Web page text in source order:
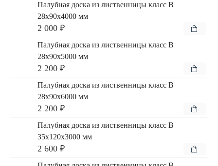
Палубная доска из лиственницы класс В
28x90x4000 мм
2 000 ₽
Палубная доска из лиственницы класс В
28x90x5000 мм
2 200 ₽
Палубная доска из лиственницы класс В
28x90x6000 мм
2 200 ₽
Палубная доска из лиственницы класс В
35x120x3000 мм
2 600 ₽